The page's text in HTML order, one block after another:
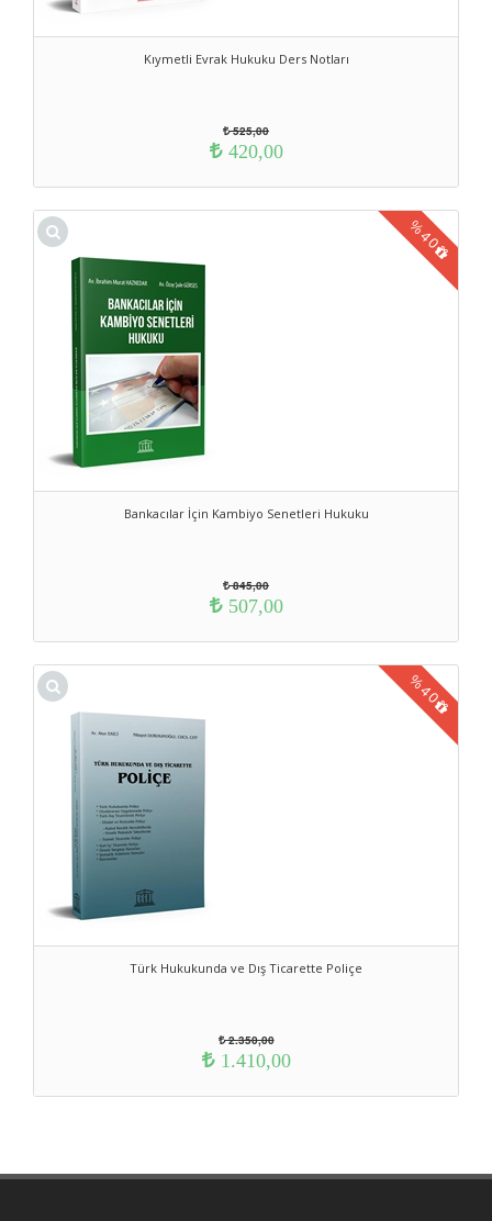
Kıymetli Evrak Hukuku Ders Notları
525,00
420,00
Bankacılar İçin Kambiyo Senetleri Hukuku
%40
845,00
507,00
Türk Hukukunda ve Dış Ticarette Poliçe
%40
2.350,00
1.410,00